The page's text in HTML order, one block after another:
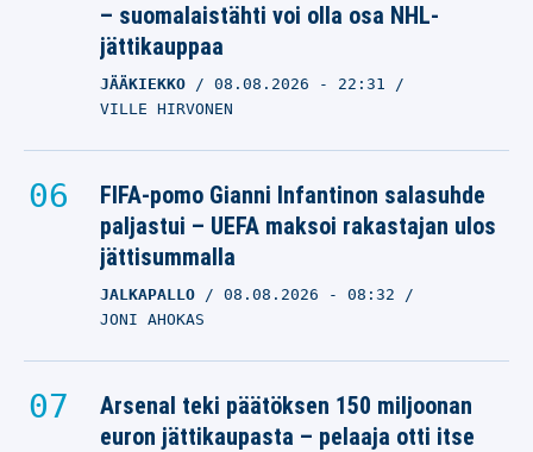
– suomalaistähti voi olla osa NHL-
jättikauppaa
JÄÄKIEKKO 08.08.2026 - 22:31
VILLE HIRVONEN
FIFA-pomo Gianni Infantinon salasuhde
paljastui – UEFA maksoi rakastajan ulos
jättisummalla
JALKAPALLO 08.08.2026 - 08:32
JONI AHOKAS
Arsenal teki päätöksen 150 miljoonan
euron jättikaupasta – pelaaja otti itse